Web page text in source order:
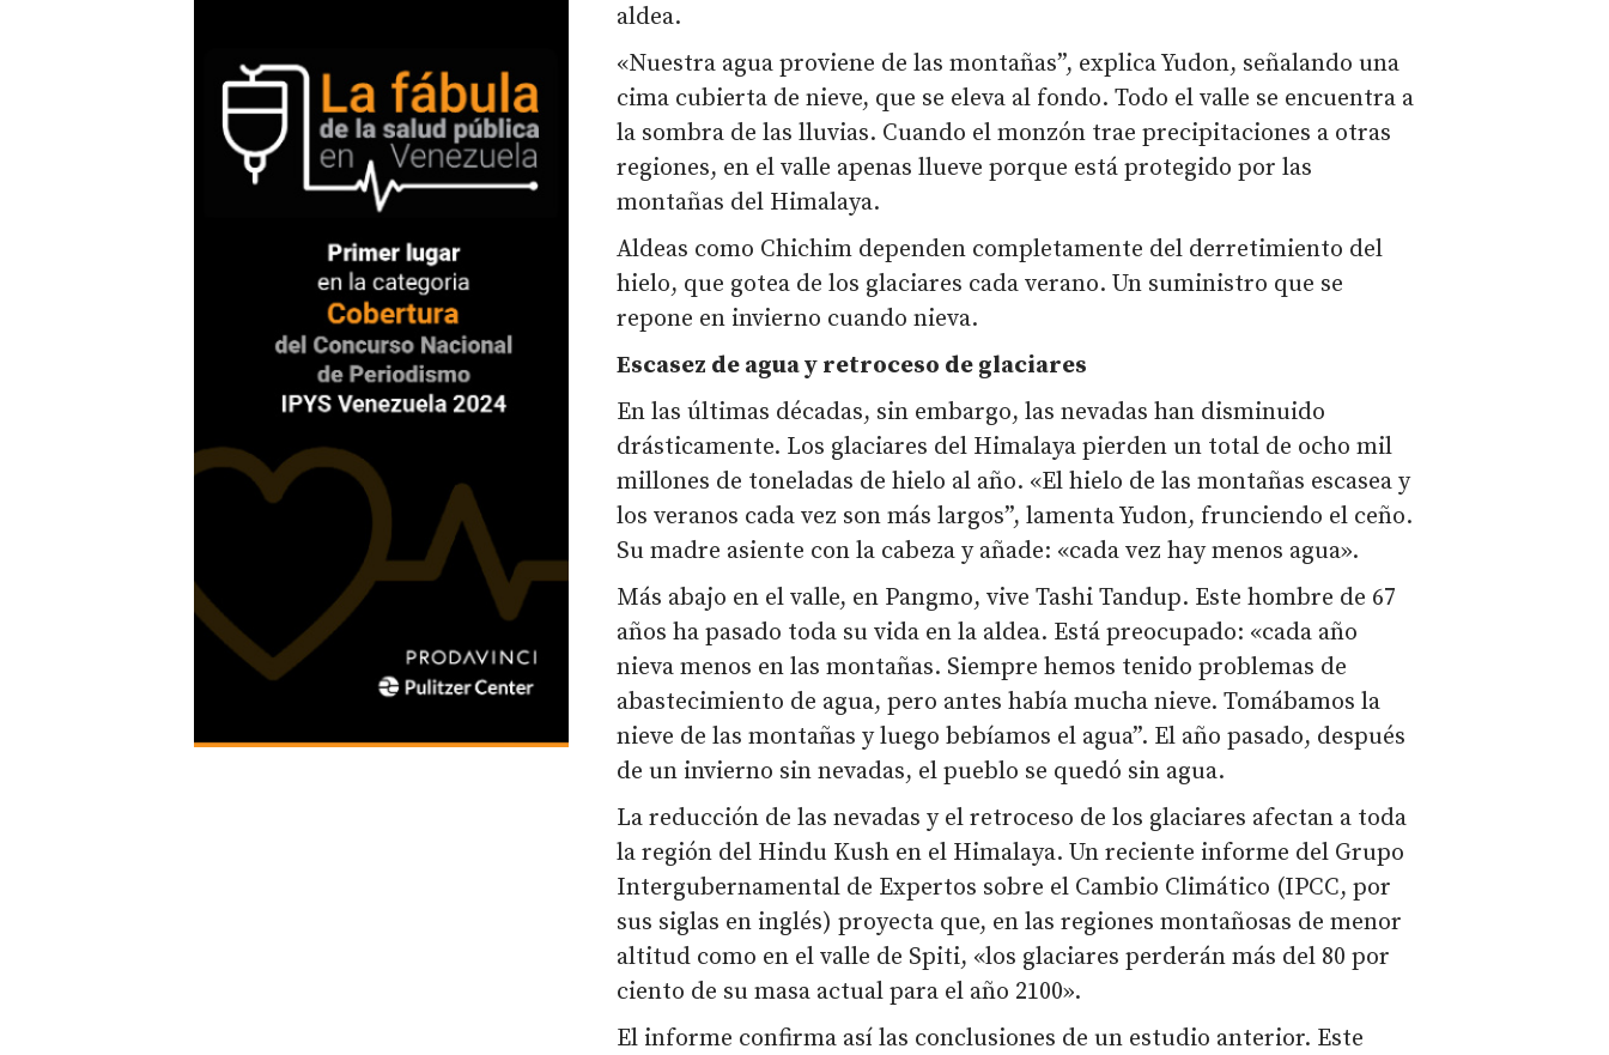
aldea.
«Nuestra agua proviene de las montañas”, explica Yudon, señalando una
cima cubierta de nieve, que se eleva al fondo. Todo el valle se encuentra a
la sombra de las lluvias. Cuando el monzón trae precipitaciones a otras
regiones, en el valle apenas llueve porque está protegido por las
montañas del Himalaya.
Aldeas como Chichim dependen completamente del derretimiento del
hielo, que gotea de los glaciares cada verano. Un suministro que se
repone en invierno cuando nieva.
Escasez de agua y retroceso de glaciares
En las últimas décadas, sin embargo, las nevadas han disminuido
drásticamente. Los glaciares del Himalaya pierden un total de ocho mil
millones de toneladas de hielo al año. «El hielo de las montañas escasea y
los veranos cada vez son más largos”, lamenta Yudon, frunciendo el ceño.
Su madre asiente con la cabeza y añade: «cada vez hay menos agua».
Más abajo en el valle, en Pangmo, vive Tashi Tandup. Este hombre de 67
años ha pasado toda su vida en la aldea. Está preocupado: «cada año
nieva menos en las montañas. Siempre hemos tenido problemas de
abastecimiento de agua, pero antes había mucha nieve. Tomábamos la
nieve de las montañas y luego bebíamos el agua”. El año pasado, después
de un invierno sin nevadas, el pueblo se quedó sin agua.
La reducción de las nevadas y el retroceso de los glaciares afectan a toda
la región del Hindu Kush en el Himalaya. Un reciente informe del Grupo
Intergubernamental de Expertos sobre el Cambio Climático (IPCC, por
sus siglas en inglés) proyecta que, en las regiones montañosas de menor
altitud como en el valle de Spiti, «los glaciares perderán más del 80 por
ciento de su masa actual para el año 2100».
El informe confirma así las conclusiones de un estudio anterior. Este